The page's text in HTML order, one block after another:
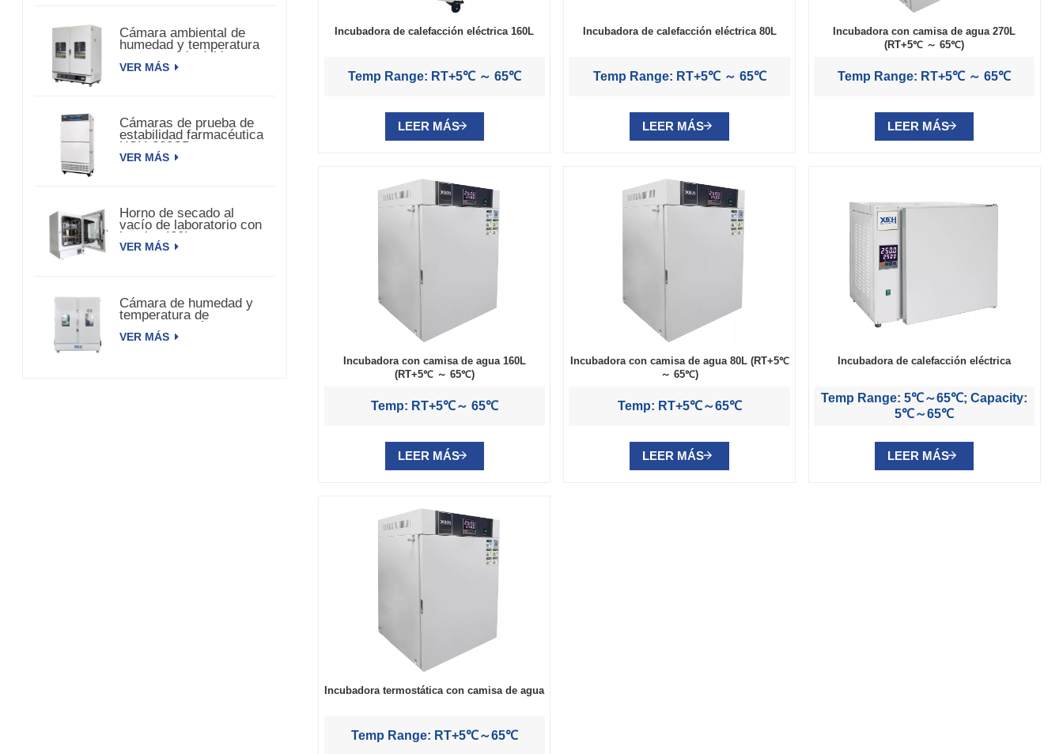
Cámara ambiental de
humedad y temperatura
constante de doble
puerta
VER MÁS
Cámaras de prueba de
estabilidad farmacéutica
XCH-320SD
VER MÁS
Horno de secado al
vacío de laboratorio con
bomba 420L
VER MÁS
Cámara de humedad y
temperatura de
estabilidad médica
3000L XCH-3000SD
VER MÁS
Incubadora de calefacción eléctrica 160L
Temp Range: RT+5℃ ～ 65℃
LEER MÁS
Incubadora de calefacción eléctrica 80L
Temp Range: RT+5℃ ～ 65℃
LEER MÁS
Incubadora con camisa de agua 270L
(RT+5℃ ～ 65℃)
Temp Range: RT+5℃ ～ 65℃
LEER MÁS
Incubadora con camisa de agua 160L
(RT+5℃ ～ 65℃)
Temp: RT+5℃～ 65℃
LEER MÁS
Incubadora con camisa de agua 80L (RT+5℃
～ 65℃)
Temp: RT+5℃～65℃
LEER MÁS
Incubadora de calefacción eléctrica
Temp Range: 5℃～65℃; Capacity:
5℃～65℃
LEER MÁS
Incubadora termostática con camisa de agua
Temp Range: RT+5℃～65℃